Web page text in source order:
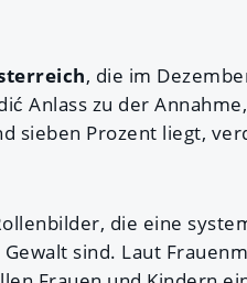
, die im
Anlass zu der
sieben Prozent liegt,
die eine
sind. Laut